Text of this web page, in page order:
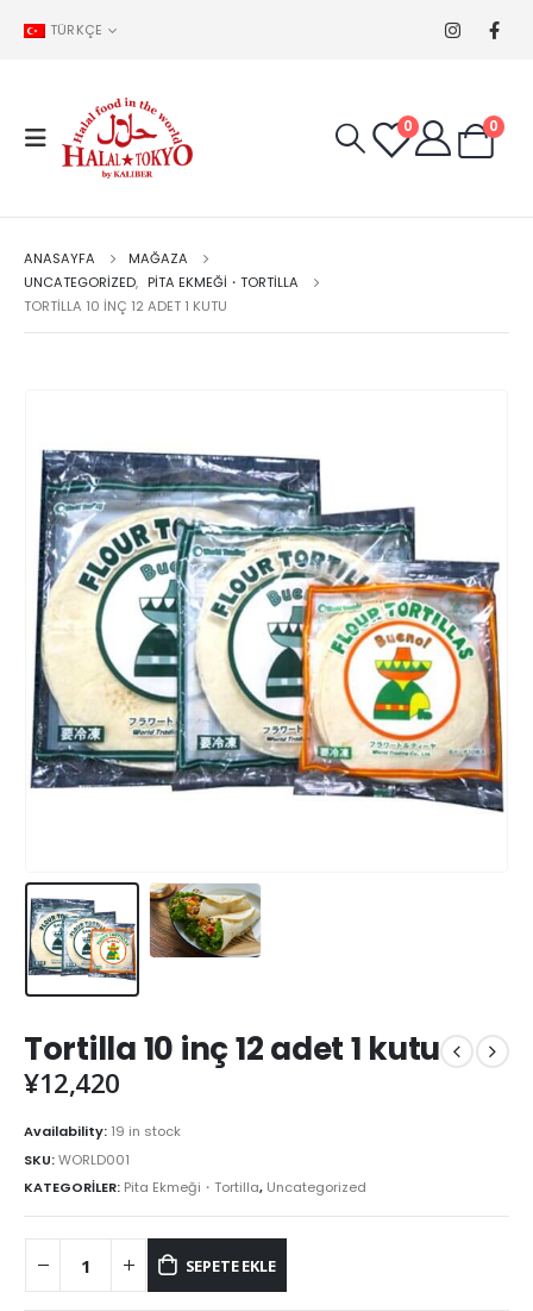
TÜRKÇE
0 0
ANASAYFA
MAĞAZA
UNCATEGORIZED, PITA EKMEĞI・TORTILLA
TORTILLA 10 INÇ 12 ADET 1 KUTU
Tortilla 10 inç 12 adet 1 kutu
¥12,420
Availability: 19 in stock
SKU:WORLD001
KATEGORİLER: Pita Ekmeği・Tortilla, Uncategorized
SEPETE EKLE